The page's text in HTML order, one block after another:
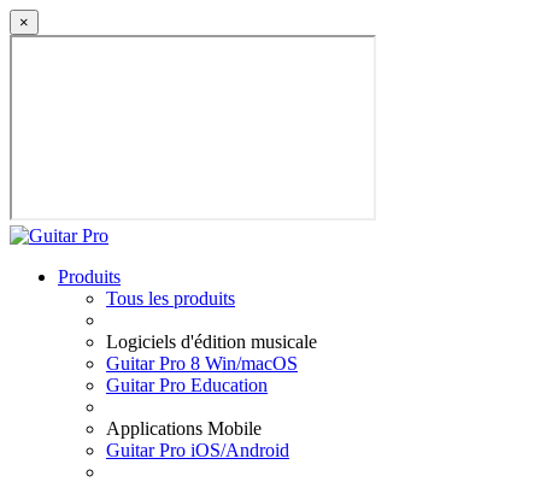
×
Produits
Tous les produits
Logiciels d'édition musicale
Guitar Pro 8 Win/macOS
Guitar Pro Education
Applications Mobile
Guitar Pro iOS/Android